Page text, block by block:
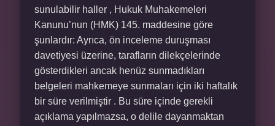
sunulabilir haller , Hukuk Muhakemeleri
Kanunu’nun (HMK) 145. maddesine göre
şunlardır: Ayrıca, ön inceleme duruşması
davetiyesi üzerine, tarafların dilekçelerinde
gösterdikleri ancak henüz sunmadıkları
belgeleri mahkemeye sunmaları için iki haftalık
bir süre verilmiştir . Bu süre içinde gerekli
açıklama yapılmazsa, o delile dayanmaktan